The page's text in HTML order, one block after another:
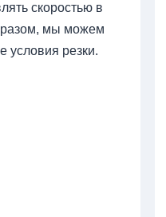
скоростью в
мы можем
условия резки.